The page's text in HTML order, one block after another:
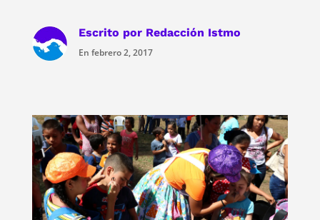
Escrito por Redacción Istmo
En febrero 2, 2017